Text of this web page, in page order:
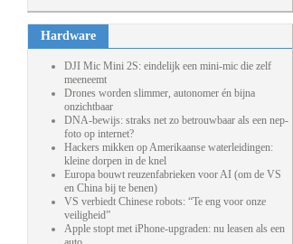
Hardware
DJI Mic Mini 2S: eindelijk een mini-mic die zelf
meeneemt
Drones worden slimmer, autonomer én bijna
onzichtbaar
DNA-bewijs: straks net zo betrouwbaar als een nep-
foto op internet?
Hackers mikken op Amerikaanse waterleidingen:
kleine dorpen in de knel
Europa bouwt reuzenfabrieken voor AI (om de VS
en China bij te benen)
VS verbiedt Chinese robots: “Te eng voor onze
veiligheid”
Apple stopt met iPhone-upgraden: nu leasen als een